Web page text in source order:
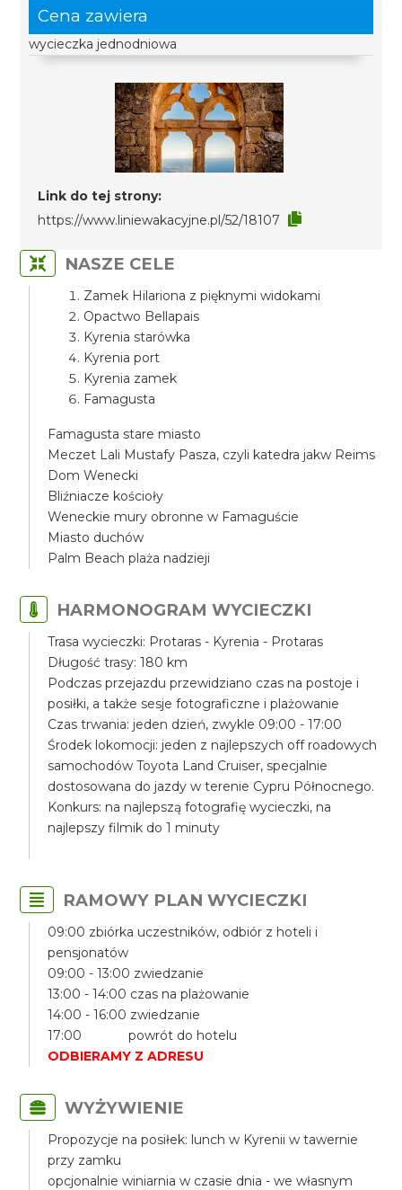
Cena zawiera
wycieczka jednodniowa
Link do tej strony:
https://www.liniewakacyjne.pl/52/18107
NASZE CELE
Zamek Hilariona z pięknymi widokami
Opactwo Bellapais
Kyrenia starówka
Kyrenia port
Kyrenia zamek
Famagusta
Famagusta stare miasto
Meczet Lali Mustafy Pasza, czyli katedra jakw Reims
Dom Wenecki
Bliźniacze kościoły
Weneckie mury obronne w Famaguście
Miasto duchów
Palm Beach plaża nadzieji
HARMONOGRAM WYCIECZKI
Trasa wycieczki: Protaras - Kyrenia - Protaras
Długość trasy: 180 km
Podczas przejazdu przewidziano czas na postoje i
posiłki, a także sesje fotograficzne i plażowanie
Czas trwania: jeden dzień, zwykle 09:00 - 17:00
Środek lokomocji: jeden z najlepszych off roadowych
samochodów Toyota Land Cruiser, specjalnie
dostosowana do jazdy w terenie Cypru Północnego.
Konkurs: na najlepszą fotografię wycieczki, na
najlepszy filmik do 1 minuty
RAMOWY PLAN WYCIECZKI
09:00 zbiórka uczestników, odbiór z hoteli i
pensjonatów
09:00 - 13:00 zwiedzanie
13:00 - 14:00 czas na plażowanie
14:00 - 16:00 zwiedzanie
17:00 powrót do hotelu
ODBIERAMY Z ADRESU
WYŻYWIENIE
Propozycje na posiłek: lunch w Kyrenii w tawernie
przy zamku
opcjonalnie winiarnia w czasie dnia - we własnym